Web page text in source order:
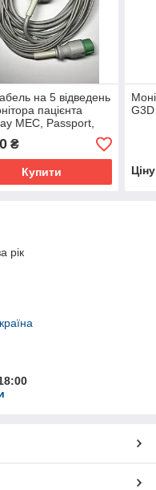
на 5 відведень
пацієнта
MEC, Passport,
Passport, IPM,
₴
Купити
рік